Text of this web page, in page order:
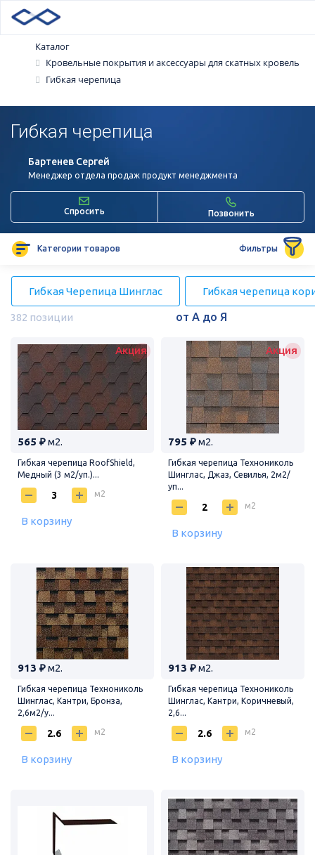
Каталог
Кровельные покрытия и аксессуары для скатных кровель
Гибкая черепица
Гибкая черепица
Бартенев Сергей
Менеджер отдела продаж продукт менеджмента
Спросить Позвонить
Категории товаров Фильтры
Гибкая Черепица Шинглас Гибкая черепица
382 позиции
565 ₽м2.
Гибкая черепица RoofShield,
Медный (3 м2/уп.)...
Акция
м2
В корзину
795 ₽м2.
Гибкая черепица Технониколь
Шинглас, Джаз, Севилья, 2м2/
уп...
Акция
м2
В корзину
913 ₽м2.
Гибкая черепица Технониколь
Шинглас, Кантри, Бронза,
2,6м2/у...
м2
В корзину
913 ₽м2.
Гибкая черепица Технониколь
Шинглас, Кантри, Коричневый,
2,6...
м2
В корзину